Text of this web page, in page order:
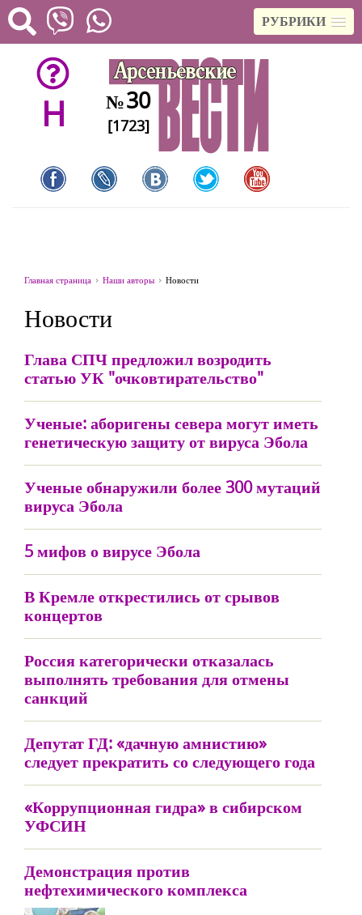
РУБРИКИ
H №30
[1723]
Главная страница Наши авторы Новости
Новости
Глава СПЧ предложил возродить
статью УК "очковтирательство"
Ученые: аборигены севера могут иметь
генетическую защиту от вируса Эбола
Ученые обнаружили более 300 мутаций
вируса Эбола
5 мифов о вирусе Эбола
В Кремле открестились от срывов
концертов
Россия категорически отказалась
выполнять требования для отмены
санкций
Депутат ГД: «дачную амнистию»
следует прекратить со следующего года
«Коррупционная гидра» в сибирском
УФСИН
Демонстрация против
нефтехимического комплекса